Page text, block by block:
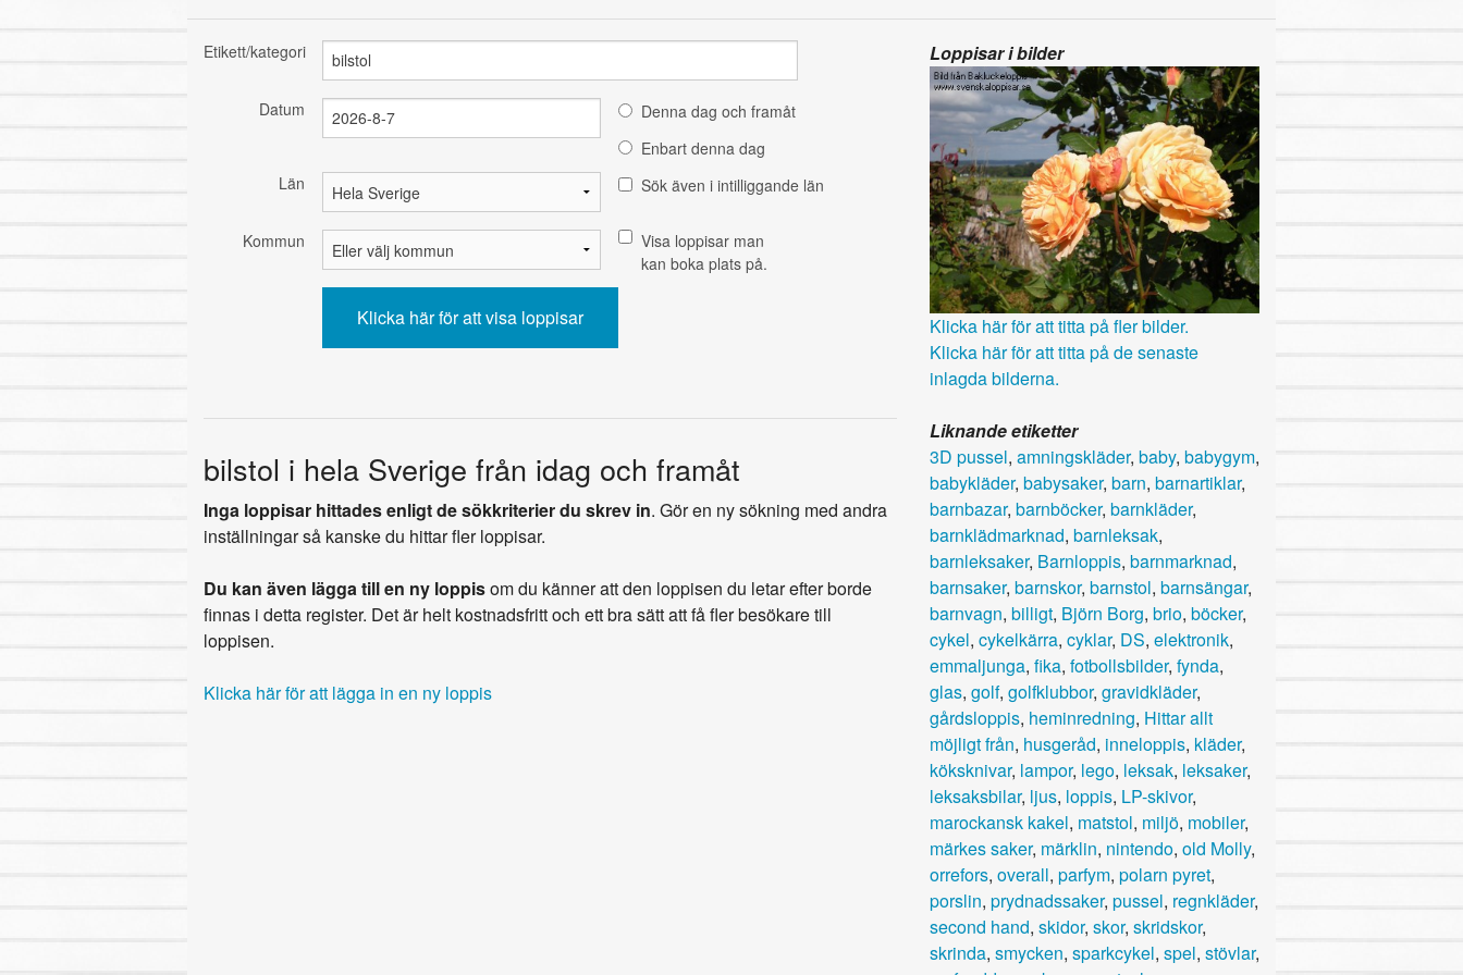
Etikett/kategori
Datum
Denna dag och framåt
Enbart denna dag
Län
Sök även i intilliggande län
Kommun
Visa loppisar man
kan boka plats på.
bilstol i hela Sverige från idag och framåt
Inga loppisar hittades enligt de sökkriterier du skrev in. Gör en ny sökning med andra
inställningar så kanske du hittar fler loppisar.
Du kan även lägga till en ny loppisom du känner att den loppisen du letar efter borde
finnas i detta register. Det är helt kostnadsfritt och ett bra sätt att få fler besökare till
loppisen.
Klicka här för att lägga in en ny loppis
Loppisar i bilder
Klicka här för att titta på fler bilder.
Klicka här för att titta på de senaste
inlagda bilderna.
Liknande etiketter
3D pussel, amningskläder, baby, babygym,
babykläder, babysaker, barn, barnartiklar,
barnbazar, barnböcker, barnkläder,
barnklädmarknad, barnleksak,
barnleksaker, Barnloppis, barnmarknad,
barnsaker, barnskor, barnstol, barnsängar,
barnvagn, billigt, Björn Borg, brio, böcker,
cykel, cykelkärra, cyklar, DS, elektronik,
emmaljunga, fika, fotbollsbilder, fynda,
glas, golf, golfklubbor, gravidkläder,
gårdsloppis, heminredning, Hittar allt
möjligt från, husgeråd, inneloppis, kläder,
köksknivar, lampor, lego, leksak, leksaker,
leksaksbilar, ljus, loppis, LP-skivor,
marockansk kakel, matstol, miljö, mobiler,
märkes saker, märklin, nintendo, old Molly,
orrefors, overall, parfym, polarn pyret,
porslin, prydnadssaker, pussel, regnkläder,
second hand, skidor, skor, skridskor,
skrinda, smycken, sparkcykel, spel, stövlar,